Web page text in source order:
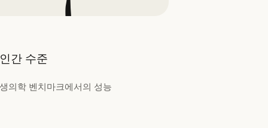
인간 수준
생의학 벤치마크에서의 성능